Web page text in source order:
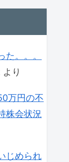
。。。
より
万円の不
株会状況
じめられ